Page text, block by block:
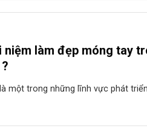
niệm làm đẹp móng tay
một trong những lĩnh vực phát